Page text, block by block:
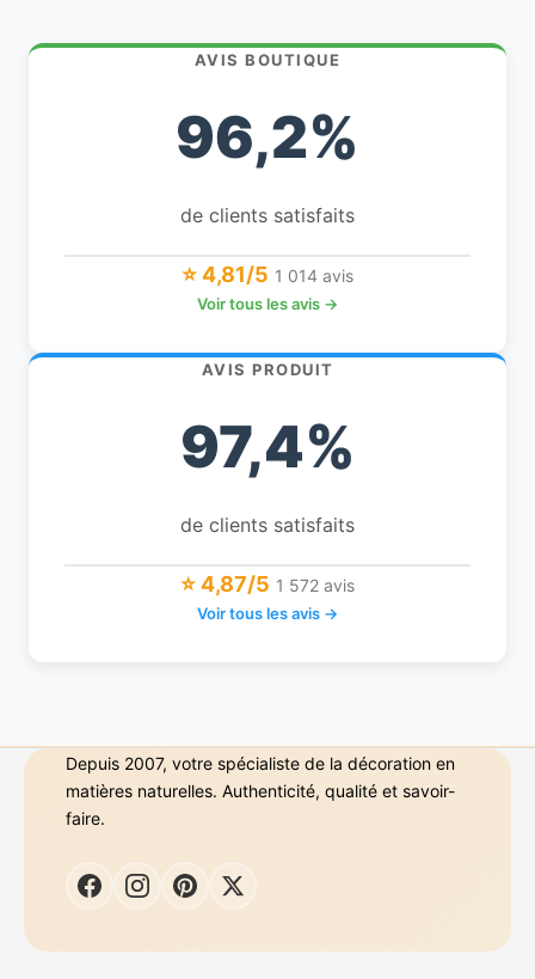
AVIS BOUTIQUE
96,2%
de clients satisfaits
⭐ 4,81/5 1 014 avis
Voir tous les avis →
AVIS PRODUIT
97,4%
de clients satisfaits
⭐ 4,87/5 1 572 avis
Voir tous les avis →
Depuis 2007, votre spécialiste de la décoration en
matières naturelles. Authenticité, qualité et savoir-
faire.